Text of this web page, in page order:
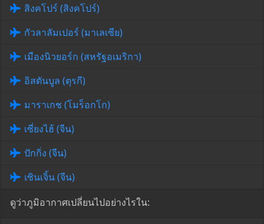
สิงคโปร์ (สิงคโปร์)
กัวลาลัมเปอร์ (มาเลเซีย)
เมืองนิวยอร์ก (สหรัฐอเมริกา)
อิสตันบูล (ตุรกี)
มาราเกช (โมร็อกโก)
เซี่ยงไฮ้ (จีน)
ปักกิ่ง (จีน)
เซินเจิ้น (จีน)
ดูว่าภูมิอากาศเปลี่ยนไปอย่างไรใน: